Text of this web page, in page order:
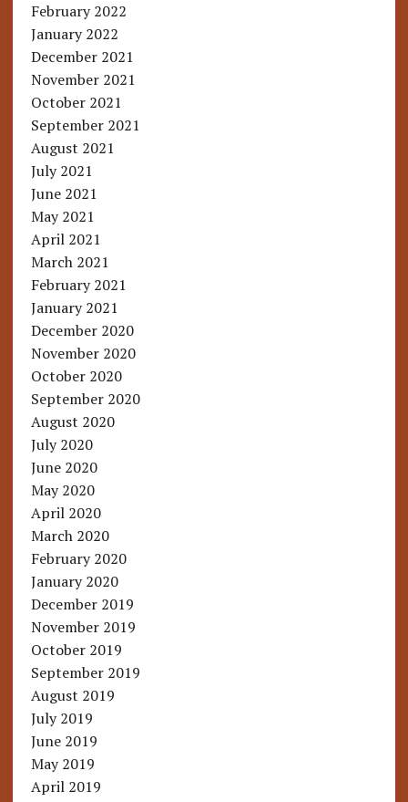
February 2022
January 2022
December 2021
November 2021
October 2021
September 2021
August 2021
July 2021
June 2021
May 2021
April 2021
March 2021
February 2021
January 2021
December 2020
November 2020
October 2020
September 2020
August 2020
July 2020
June 2020
May 2020
April 2020
March 2020
February 2020
January 2020
December 2019
November 2019
October 2019
September 2019
August 2019
July 2019
June 2019
May 2019
April 2019